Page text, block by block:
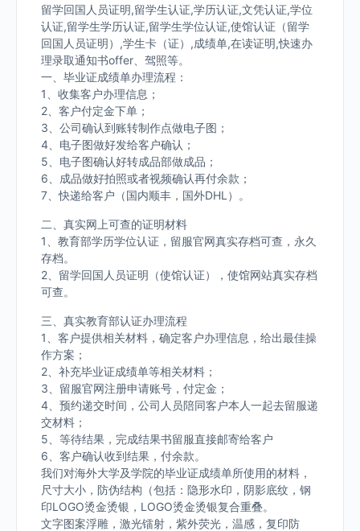
留学回国人员证明,留学生认证,学历认证,文凭认证,学位
认证,留学生学历认证,留学生学位认证,使馆认证（留学
回国人员证明）,学生卡（证）,成绩单,在读证明,快速办
理录取通知书offer、驾照等。
一、毕业证成绩单办理流程：
1、收集客户办理信息；
2、客户付定金下单；
3、公司确认到账转制作点做电子图；
4、电子图做好发给客户确认；
5、电子图确认好转成品部做成品；
6、成品做好拍照或者视频确认再付余款；
7、快递给客户（国内顺丰，国外DHL）。
二、真实网上可查的证明材料
1、教育部学历学位认证，留服官网真实存档可查，永久
存档。
2、留学回国人员证明（使馆认证），使馆网站真实存档
可查。
三、真实教育部认证办理流程
1、客户提供相关材料，确定客户办理信息，给出最佳操
作方案；
2、补充毕业证成绩单等相关材料；
3、留服官网注册申请账号，付定金；
4、预约递交时间，公司人员陪同客户本人一起去留服递
交材料；
5、等待结果，完成结果书留服直接邮寄给客户
6、客户确认收到结果，付余款。
我们对海外大学及学院的毕业证成绩单所使用的材料，
尺寸大小，防伪结构（包括：隐形水印，阴影底纹，钢
印LOGO烫金烫银，LOGO烫金烫银复合重叠。
文字图案浮雕，激光镭射，紫外荧光，温感，复印防